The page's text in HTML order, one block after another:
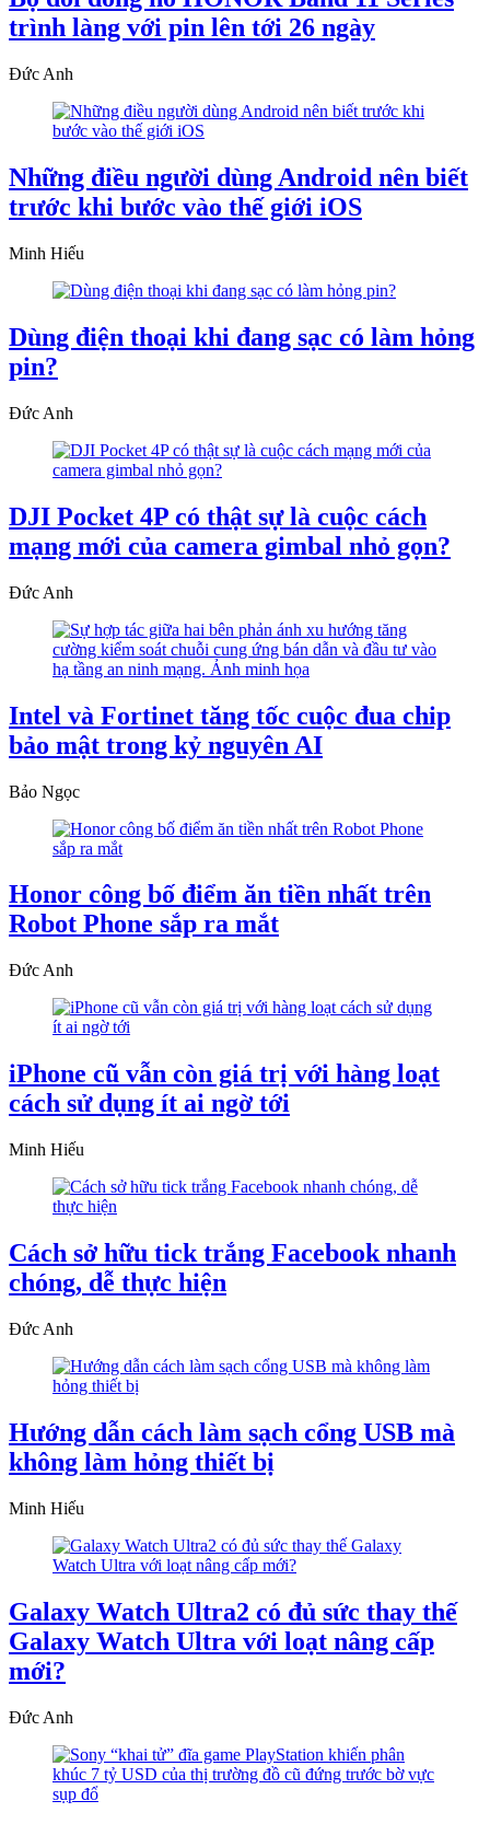
trình làng với pin lên tới 26 ngày
Đức Anh
Những điều người dùng Android nên biết
trước khi bước vào thế giới iOS
Minh Hiếu
Dùng điện thoại khi đang sạc có làm hỏng
pin?
Đức Anh
DJI Pocket 4P có thật sự là cuộc cách
mạng mới của camera gimbal nhỏ gọn?
Đức Anh
Intel và Fortinet tăng tốc cuộc đua chip
bảo mật trong kỷ nguyên AI
Bảo Ngọc
Honor công bố điểm ăn tiền nhất trên
Robot Phone sắp ra mắt
Đức Anh
iPhone cũ vẫn còn giá trị với hàng loạt
cách sử dụng ít ai ngờ tới
Minh Hiếu
Cách sở hữu tick trắng Facebook nhanh
chóng, dễ thực hiện
Đức Anh
Hướng dẫn cách làm sạch cổng USB mà
không làm hỏng thiết bị
Minh Hiếu
Galaxy Watch Ultra2 có đủ sức thay thế
Galaxy Watch Ultra với loạt nâng cấp
mới?
Đức Anh